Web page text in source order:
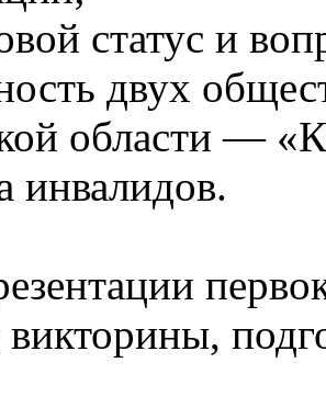
статус и
двух
области —
инвалидов.